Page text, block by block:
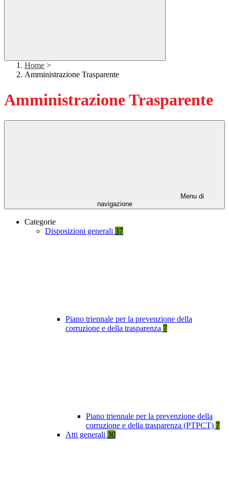
Home >
Amministrazione Trasparente
Amministrazione Trasparente
Menu di
navigazione
Categorie
Disposizioni generali 37
Piano triennale per la prevenzione della
corruzione e della trasparenza 7
Piano triennale per la prevenzione della
corruzione e della trasparenza (PTPCT) 7
Atti generali 30